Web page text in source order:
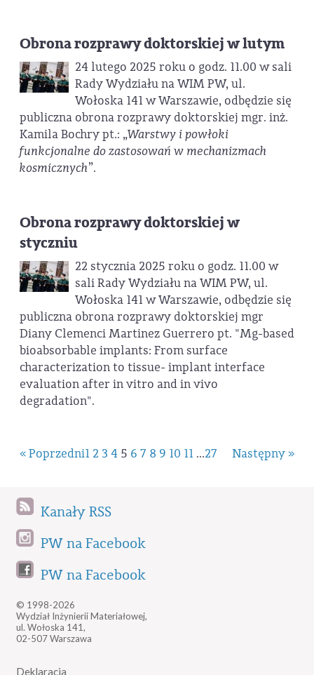
Obrona rozprawy doktorskiej w lutym
24 lutego 2025 roku o godz. 11.00 w sali
Rady Wydziału na WIM PW, ul.
Wołoska 141 w Warszawie, odbędzie się
publiczna obrona rozprawy doktorskiej mgr. inż.
Kamila Bochry pt.: „Warstwy i powłoki
funkcjonalne do zastosowań w mechanizmach
kosmicznych”.
Obrona rozprawy doktorskiej w
styczniu
22 stycznia 2025 roku o godz. 11.00 w
sali Rady Wydziału na WIM PW, ul.
Wołoska 141 w Warszawie, odbędzie się
publiczna obrona rozprawy doktorskiej mgr
Diany Clemenci Martinez Guerrero pt. "Mg-based
bioabsorbable implants: From surface
characterization to tissue- implant interface
evaluation after in vitro and in vivo
degradation".
« Poprzedni Następny »
1 2 3 4 5 6 7 8 9 10 11 ...27
Kanały RSS
PW na Facebook
PW na Facebook
© 1998-2026
Wydział Inżynierii Materiałowej,
ul. Wołoska 141,
02-507 Warszawa
Deklaracja